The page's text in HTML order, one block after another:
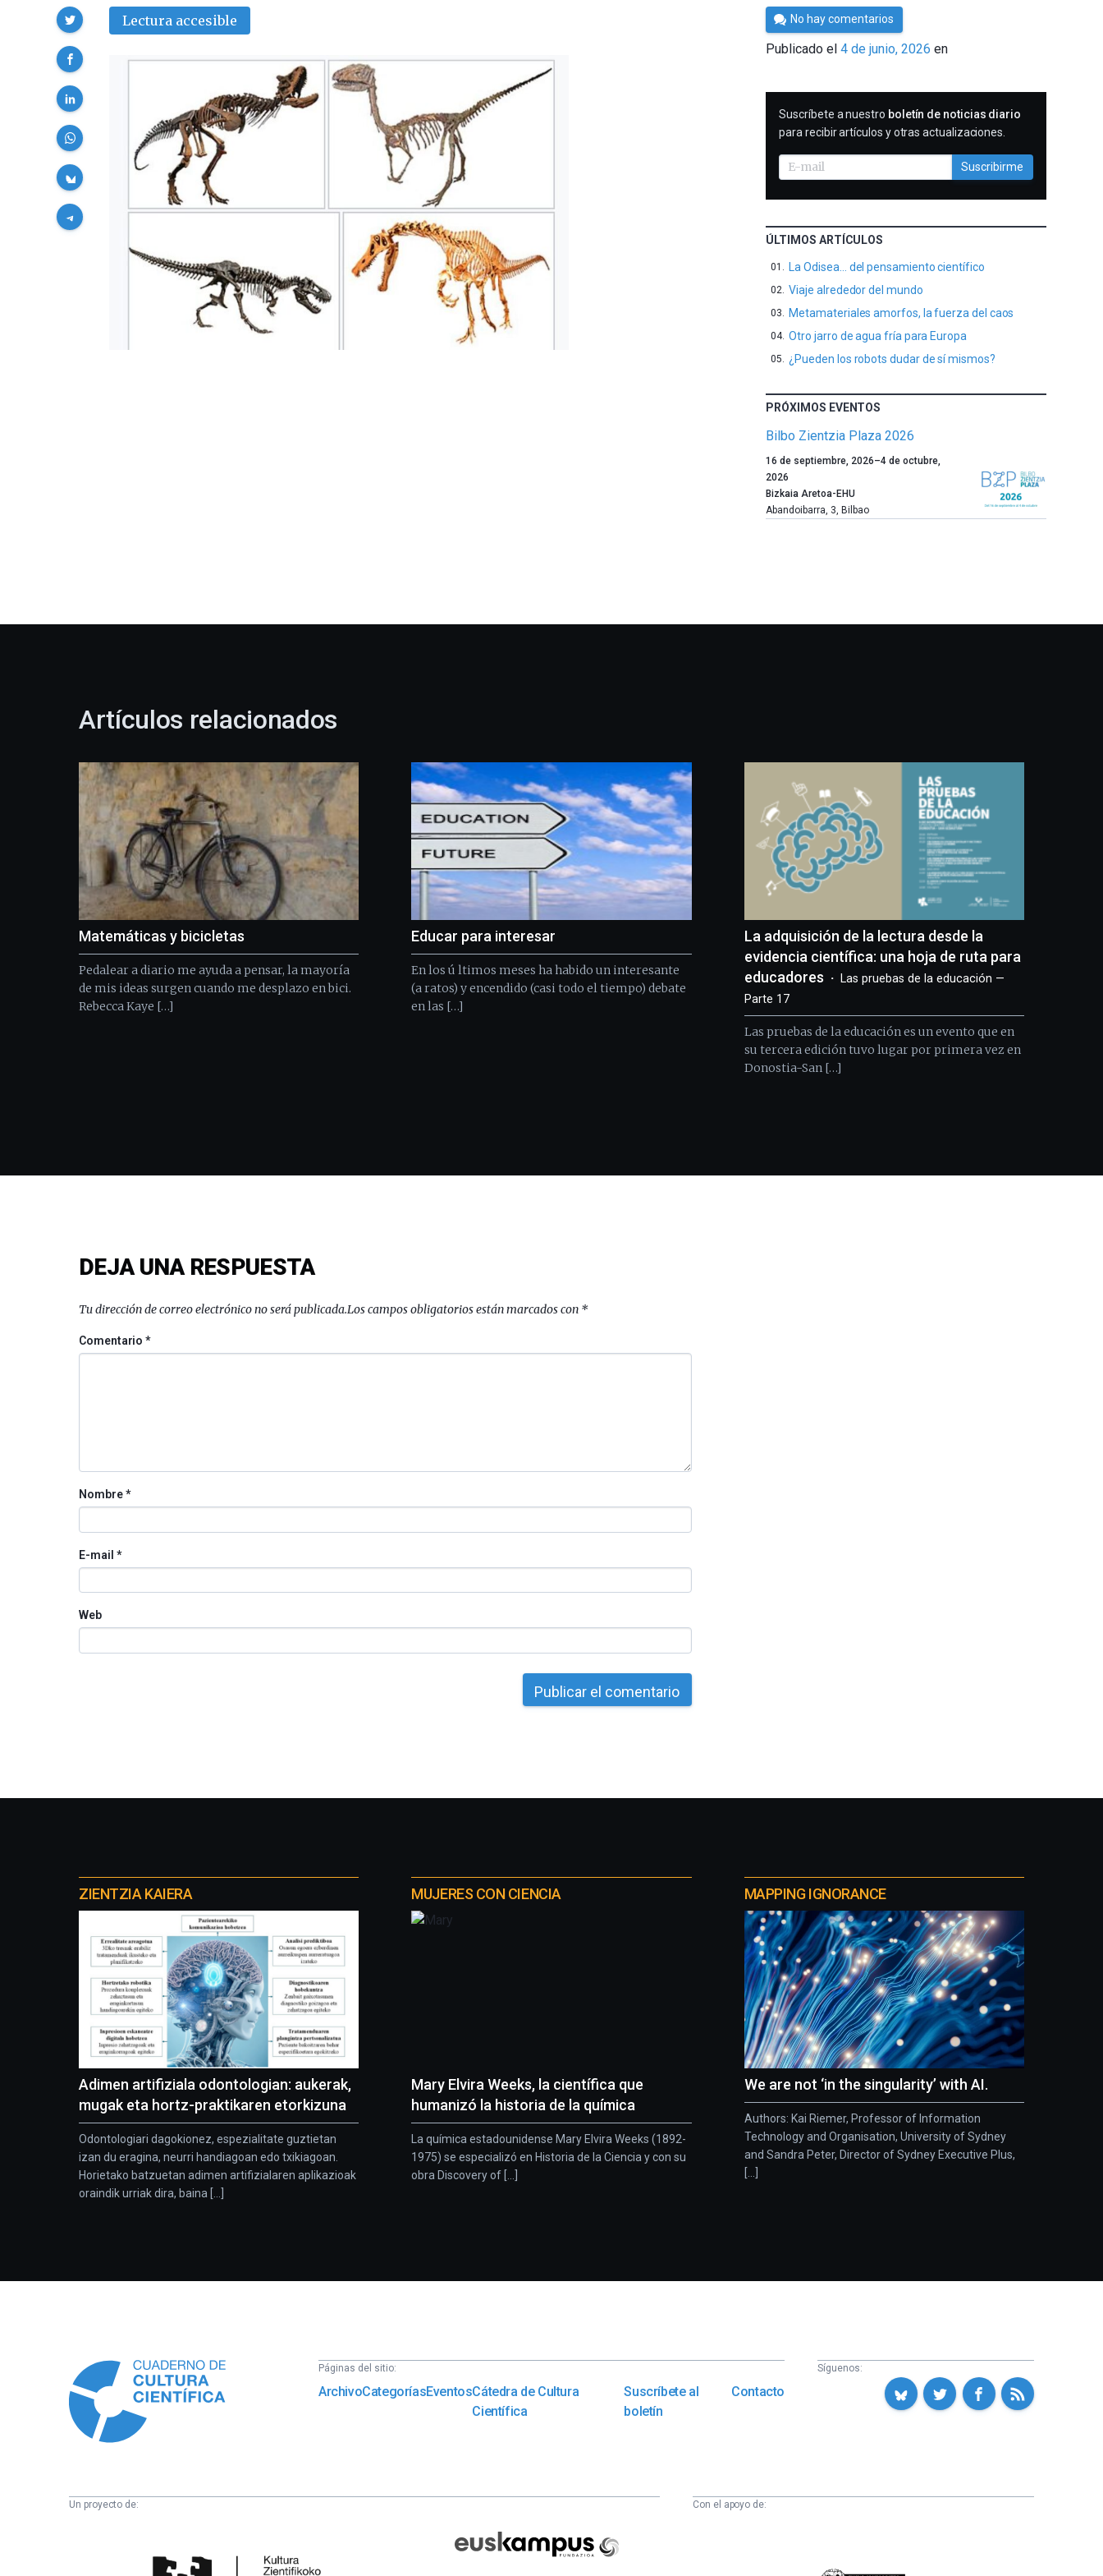
Lectura accesible
Compartir
Por
César
Tomé
No hay comentarios
Publicado el4 de junio, 2026 en
SUSCRIBIRME
Suscríbete a nuestro boletín de noticias diario
para recibir artículos y otras actualizaciones.
Suscribirme
ÚLTIMOS ARTÍCULOS
La Odisea… del pensamiento científico
Viaje alrededor del mundo
Metamateriales amorfos, la fuerza del caos
Otro jarro de agua fría para Europa
¿Pueden los robots dudar de sí mismos?
PRÓXIMOS EVENTOS
Bilbo Zientzia Plaza 2026
Un
año
más,
Bilbao
la
(BZP),
un
festival
que
llenará
ciudad
monólogos,
exposiciones,
conferencias,
docufórums
y
espectáculos
de
ciencia
del
16
16 de septiembre, 2026–4 de octubre,
2026
Bizkaia Aretoa-EHU
Abandoibarra, 3, Bilbao
Artículos relacionados
Matemáticas y bicicletas
Pedalear a diario me ayuda a pensar, la mayoría
de mis ideas surgen cuando me desplazo en bici.
Rebecca Kaye […]
Educar para interesar
En los ú ltimos meses ha habido un interesante
(a ratos) y encendido (casi todo el tiempo) debate
en las […]
La adquisición de la lectura desde la
evidencia científica: una hoja de ruta para
educadores
Las pruebas de la educación —
Parte 17
Las pruebas de la educación es un evento que en
su tercera edición tuvo lugar por primera vez en
Donostia-San […]
DEJA UNA RESPUESTA
Tu dirección de correo electrónico no será publicada.Los campos obligatorios están marcados con *
Comentario*
Nombre*
E-mail *
Web
proyectos
ZIENTZIA KAIERA
Adimen artifiziala odontologian: aukerak,
mugak eta hortz-praktikaren etorkizuna
Odontologiari dagokionez, espezialitate guztietan
izan du eragina, neurri handiagoan edo txikiagoan.
Horietako batzuetan adimen artifizialaren aplikazioak
oraindik urriak dira, baina [...]
MUJERES CON CIENCIA
Mary Elvira Weeks, la científica que
humanizó la historia de la química
La química estadounidense Mary Elvira Weeks (1892-
1975) se especializó en Historia de la Ciencia y con su
obra Discovery of [...]
MAPPING IGNORANCE
We are not ‘in the singularity’ with AI.
Authors: Kai Riemer, Professor of Information
Technology and Organisation, University of Sydney
and Sandra Peter, Director of Sydney Executive Plus,
[...]
Páginas del sitio:
ArchivoCategoríasEventosCátedra de Cultura
Científica
Suscríbete al
boletín
Contacto
Síguenos:
Un proyecto de:
Fundazioa
Con el apoyo de: